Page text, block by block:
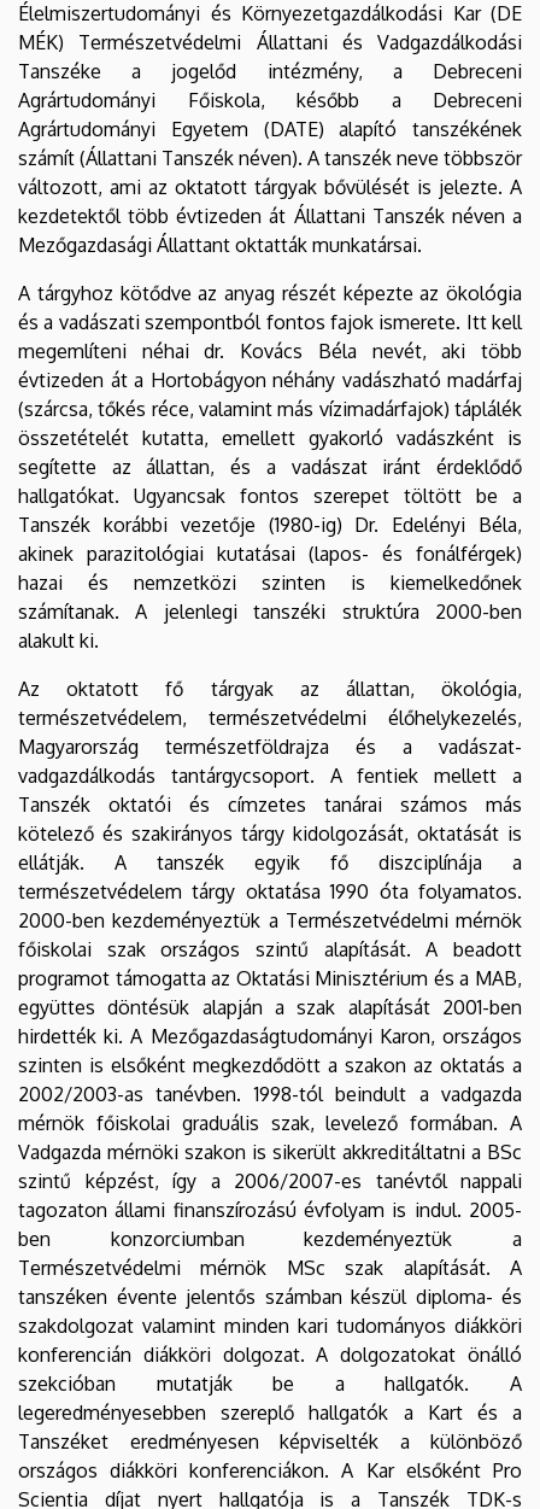
Élelmiszertudományi és Környezetgazdálkodási Kar (DE
MÉK) Természetvédelmi Állattani és Vadgazdálkodási
Tanszéke a jogelőd intézmény, a Debreceni
Agrártudományi Főiskola, később a Debreceni
Agrártudományi Egyetem (DATE) alapító tanszékének
számít (Állattani Tanszék néven). A tanszék neve többször
változott, ami az oktatott tárgyak bővülését is jelezte. A
kezdetektől több évtizeden át Állattani Tanszék néven a
Mezőgazdasági Állattant oktatták munkatársai.
A tárgyhoz kötődve az anyag részét képezte az ökológia
és a vadászati szempontból fontos fajok ismerete. Itt kell
megemlíteni néhai dr. Kovács Béla nevét, aki több
évtizeden át a Hortobágyon néhány vadászható madárfaj
(szárcsa, tőkés réce, valamint más vízimadárfajok) táplálék
összetételét kutatta, emellett gyakorló vadászként is
segítette az állattan, és a vadászat iránt érdeklődő
hallgatókat. Ugyancsak fontos szerepet töltött be a
Tanszék korábbi vezetője (1980-ig) Dr. Edelényi Béla,
akinek parazitológiai kutatásai (lapos- és fonálférgek)
hazai és nemzetközi szinten is kiemelkedőnek
számítanak. A jelenlegi tanszéki struktúra 2000-ben
alakult ki.
Az oktatott fő tárgyak az állattan, ökológia,
természetvédelem, természetvédelmi élőhelykezelés,
Magyarország természetföldrajza és a vadászat-
vadgazdálkodás tantárgycsoport. A fentiek mellett a
Tanszék oktatói és címzetes tanárai számos más
kötelező és szakirányos tárgy kidolgozását, oktatását is
ellátják. A tanszék egyik fő diszciplínája a
természetvédelem tárgy oktatása 1990 óta folyamatos.
2000-ben kezdeményeztük a Természetvédelmi mérnök
főiskolai szak országos szintű alapítását. A beadott
programot támogatta az Oktatási Minisztérium és a MAB,
együttes döntésük alapján a szak alapítását 2001-ben
hirdették ki. A Mezőgazdaságtudományi Karon, országos
szinten is elsőként megkezdődött a szakon az oktatás a
2002/2003-as tanévben. 1998-tól beindult a vadgazda
mérnök főiskolai graduális szak, levelező formában. A
Vadgazda mérnöki szakon is sikerült akkreditáltatni a BSc
szintű képzést, így a 2006/2007-es tanévtől nappali
tagozaton állami finanszírozású évfolyam is indul. 2005-
ben konzorciumban kezdeményeztük a
Természetvédelmi mérnök MSc szak alapítását. A
tanszéken évente jelentős számban készül diploma- és
szakdolgozat valamint minden kari tudományos diákköri
konferencián diákköri dolgozat. A dolgozatokat önálló
szekcióban mutatják be a hallgatók. A
legeredményesebben szereplő hallgatók a Kart és a
Tanszéket eredményesen képviselték a különböző
országos diákköri konferenciákon. A Kar elsőként Pro
Scientia díjat nyert hallgatója is a Tanszék TDK-s